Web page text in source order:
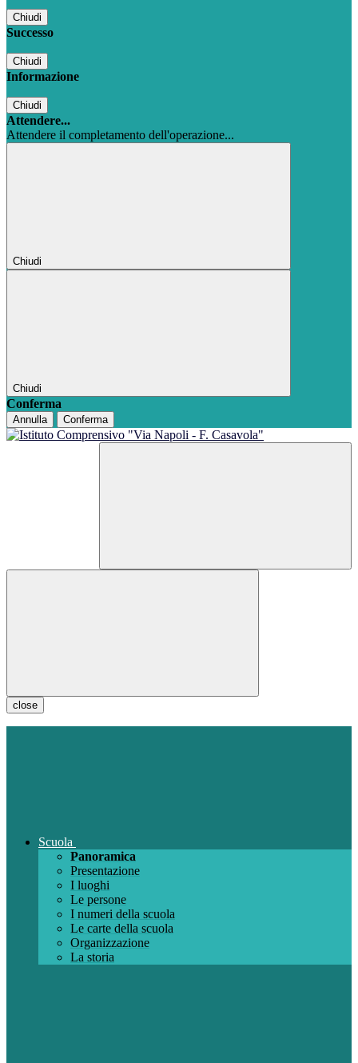
Chiudi
Successo
Chiudi
Informazione
Chiudi
Attendere...
Attendere il completamento dell'operazione...
Chiudi
Chiudi
Conferma
Annulla Conferma
close
Scuola
Panoramica
Presentazione
I luoghi
Le persone
I numeri della scuola
Le carte della scuola
Organizzazione
La storia